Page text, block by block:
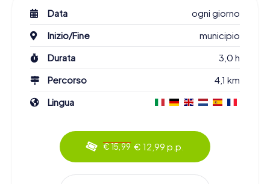
Data
ogni giorno
Inizio/Fine
municipio
Durata
3,0 h
Percorso
4,1 km
Lingua
€ 15,99 € 12,99 p.p.